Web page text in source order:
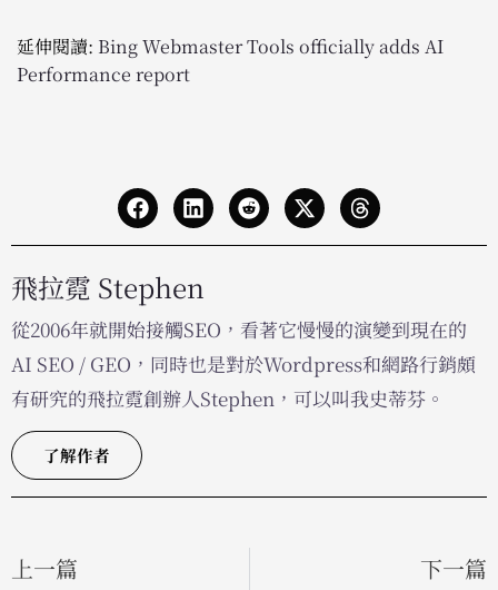
延伸閱讀: Bing Webmaster Tools officially adds AI
Performance report
飛拉霓 Stephen
從2006年就開始接觸SEO，看著它慢慢的演變到現在的
AI SEO / GEO，同時也是對於Wordpress和網路行銷頗
有研究的飛拉霓創辦人Stephen，可以叫我史蒂芬。
了解作者
上一篇 下一篇